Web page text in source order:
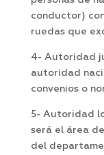
conductor)
ruedas que
4- Autoridad
autoridad
convenios o
5- Autoridad
será el área
del